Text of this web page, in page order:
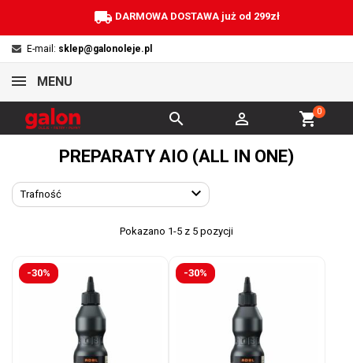
local_shipping DARMOWA DOSTAWA już od 299zł
E-mail: sklep@galonoleje.pl
MENU
shopping_cart0


PREPARATY AIO (ALL IN ONE)
Trafność 
Pokazano 1-5 z 5 pozycji
-30% -30%